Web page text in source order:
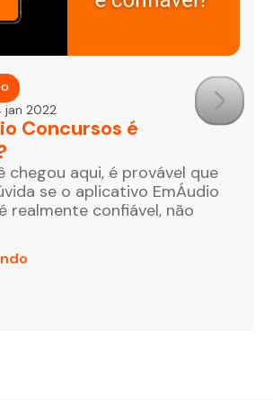
2022
Concursos é
chegou aqui, é provável que
se o aplicativo EmÁudio
realmente confiável, não